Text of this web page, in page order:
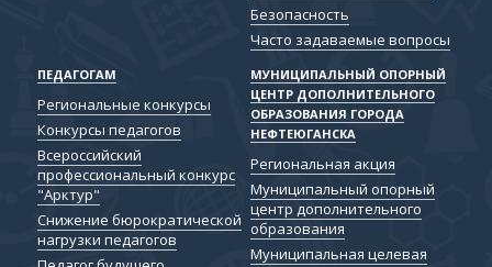
Безопасность
Часто задаваемые вопросы
ПЕДАГОГАМ
Региональные конкурсы
Конкурсы педагогов
Всероссийский
профессиональный конкурс
"Арктур"
Снижение бюрократической
нагрузки педагогов
МУНИЦИПАЛЬНЫЙ ОПОРНЫЙ
ЦЕНТР ДОПОЛНИТЕЛЬНОГО
ОБРАЗОВАНИЯ ГОРОДА
НЕФТЕЮГАНСКА
Региональная акция
Муниципальный опорный
центр дополнительного
образования
Муниципальная целевая